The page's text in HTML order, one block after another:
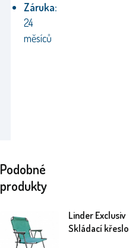
Záruka:
24
měsíců
Podobné
produkty
Linder Exclusiv
Skládací křeslo